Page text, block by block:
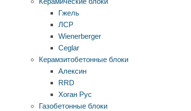
Гжель
ЛСР
Wienerberger
Ceglar
Керамзитобетонные блоки
Алексин
RRD
Хоган Рус
Газобетонные блоки